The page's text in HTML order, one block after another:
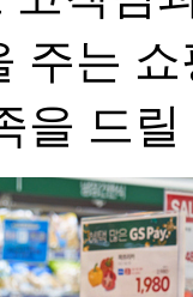
주는
을 드